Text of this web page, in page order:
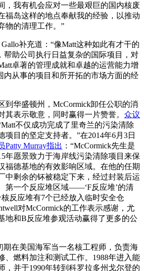
，我有机会应对一些最艰巨的国内核废
福岛这样的地点奉献我的经验，以推动
物的清理工作。”
补充道：“像Matt这种如此有才干的
帮助公司执行日益复杂的国际项目，对
卓著的管理成就和卓越的运营能力增
内从事的项目和所开拓的市场方面的经
到华盛顿州，McCormick卸任公职的消
其表示敬意，同时赢得一片赞誉。 众议
不仅成功完成了里奇兰的污染清除
项目的坚定支持者。”在2014年6月3日
Patty Murray指出 ：“McCormick先生是
年愿景致力于海岸线污染清除项目来保
福德基地的有效影响区域。在他的任期
中剩余的钚被稳定下来，经过封装后运
第一个反应堆区域——‘F反应堆’的清
反应堆有7个已经放入临时安全仓
对McCormick的工作表示感谢，尤
地和B反应堆参观活动赢得了更多的公
期在美国海军当一名核工程师，负责海
、燃料加注和测试工作。1988年进入能
，并于1990年转到科罗拉多州戈尔登的